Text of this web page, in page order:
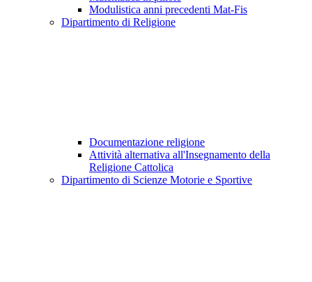
Modulistica anni precedenti Mat-Fis
Dipartimento di Religione
Documentazione religione
Attività alternativa all'Insegnamento della
Religione Cattolica
Dipartimento di Scienze Motorie e Sportive